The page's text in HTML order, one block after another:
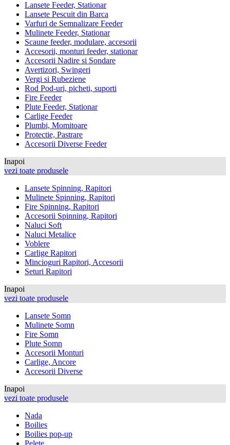
Lansete Feeder, Stationar
Lansete Pescuit din Barca
Varfuri de Semnalizare Feeder
Mulinete Feeder, Stationar
Scaune feeder, modulare, accesorii
Accesorii, monturi feeder, stationar
Accesorii Nadire si Sondare
Avertizori, Swingeri
Vergi si Rubeziene
Rod Pod-uri, picheti, suporti
Fire Feeder
Plute Feeder, Stationar
Carlige Feeder
Plumbi, Momitoare
Protectie, Pastrare
Accesorii Diverse Feeder
Inapoi
vezi toate produsele
Lansete Spinning, Rapitori
Mulinete Spinning, Rapitori
Fire Spinning, Rapitori
Accesorii Spinning, Rapitori
Naluci Soft
Naluci Metalice
Voblere
Carlige Rapitori
Mincioguri Rapitori, Accesorii
Seturi Rapitori
Inapoi
vezi toate produsele
Lansete Somn
Mulinete Somn
Fire Somn
Plute Somn
Accesorii Monturi
Carlige, Ancore
Accesorii Diverse
Inapoi
vezi toate produsele
Nada
Boilies
Boilies pop-up
Pelete